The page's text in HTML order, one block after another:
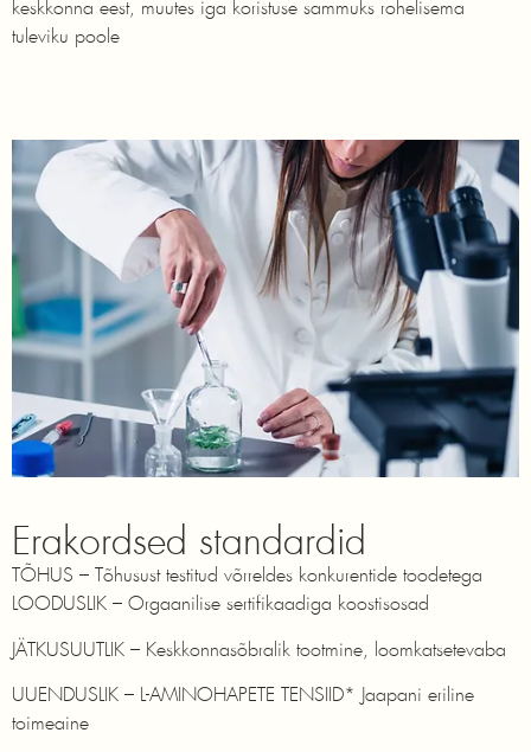
keskkonna eest, muutes iga koristuse sammuks rohelisema
tuleviku poole
Erakordsed standardid
TÕHUS – Tõhusust testitud võrreldes konkurentide toodetega
LOODUSLIK – Orgaanilise sertifikaadiga koostisosad
JÄTKUSUUTLIK – Keskkonnasõbralik tootmine, loomkatsetevaba
UUENDUSLIK – L-AMINOHAPETE TENSIID* Jaapani eriline
toimeaine